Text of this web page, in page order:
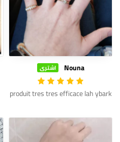
Nouna اشترى
produit tres tres efficace lah ybark